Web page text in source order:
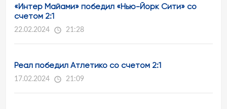
«Интер Майами» победил «Нью-Йорк Сити» со
счетом 2:1
22.02.2024 21:28
Реал победил Атлетико со счетом 2:1
17.02.2024 21:09